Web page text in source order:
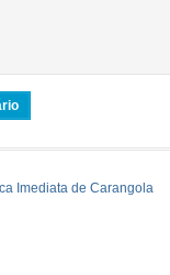
Imediata de Carangola